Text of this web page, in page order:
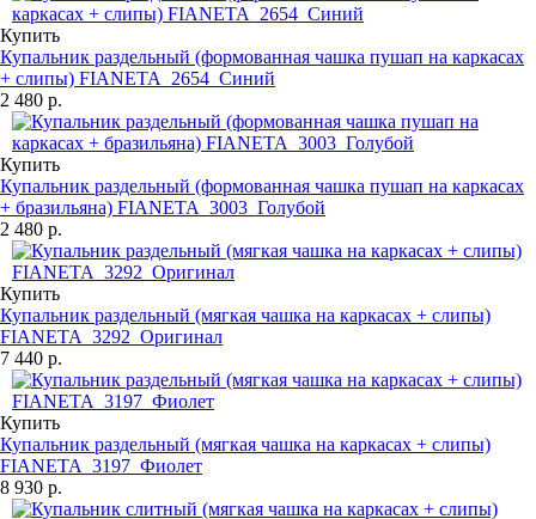
Купить
Купальник раздельный (формованная чашка пушап на каркасах
+ слипы) FIANETA_2654_Синий
2 480 р.
Купить
Купальник раздельный (формованная чашка пушап на каркасах
+ бразильяна) FIANETA_3003_Голубой
2 480 р.
Купить
Купальник раздельный (мягкая чашка на каркасах + слипы)
FIANETA_3292_Оригинал
7 440 р.
Купить
Купальник раздельный (мягкая чашка на каркасах + слипы)
FIANETA_3197_Фиолет
8 930 р.